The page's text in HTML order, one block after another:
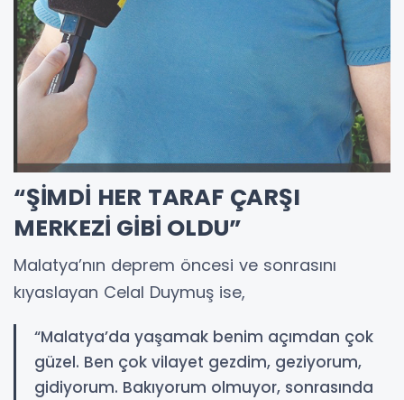
“ŞİMDİ HER TARAF ÇARŞI
MERKEZİ GİBİ OLDU”
Malatya’nın deprem öncesi ve sonrasını
kıyaslayan Celal Duymuş ise,
“Malatya’da yaşamak benim açımdan çok
güzel. Ben çok vilayet gezdim, geziyorum,
gidiyorum. Bakıyorum olmuyor, sonrasında